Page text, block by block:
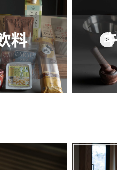
>